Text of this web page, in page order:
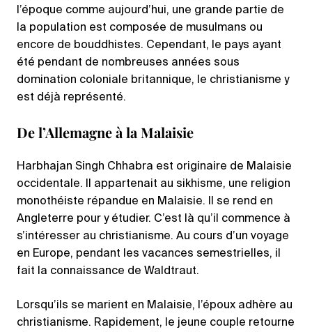
l’époque comme aujourd’hui, une grande partie de
la population est composée de musulmans ou
encore de bouddhistes. Cependant, le pays ayant
été pendant de nombreuses années sous
domination coloniale britannique, le christianisme y
est déjà représenté.
De l’Allemagne à la Malaisie
Harbhajan Singh Chhabra est originaire de Malaisie
occidentale. Il appartenait au sikhisme, une religion
monothéiste répandue en Malaisie. Il se rend en
Angleterre pour y étudier. C’est là qu’il commence à
s’intéresser au christianisme. Au cours d’un voyage
en Europe, pendant les vacances semestrielles, il
fait la connaissance de Waldtraut.
Lorsqu’ils se marient en Malaisie, l’époux adhère au
christianisme. Rapidement, le jeune couple retourne